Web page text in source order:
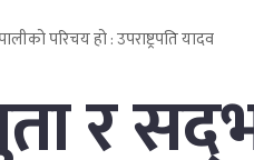
परिचय हो : उपराष्ट्रपति यादव
र